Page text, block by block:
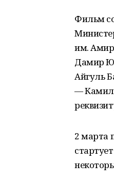
Фильм
им.
Дамир
Айгуль
—
2 марта